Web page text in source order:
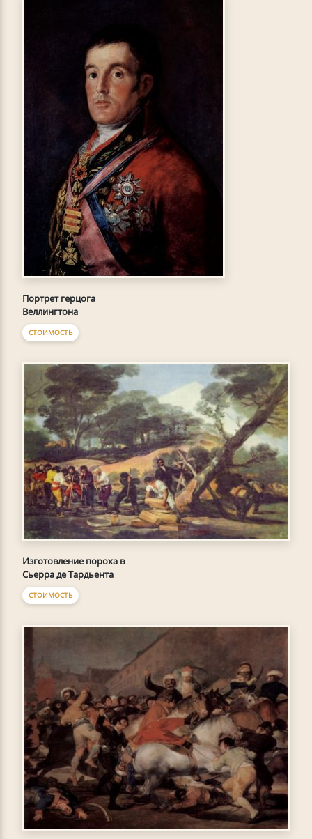
Портрет герцога
Веллингтона
СТОИМОСТЬ
Изготовление пороха в
Сьерра де Тардьента
СТОИМОСТЬ